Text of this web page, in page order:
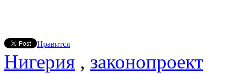
Нравится
Нигерия , законопроект